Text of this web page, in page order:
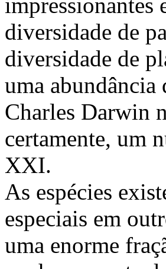
diversidade de
diversidade de
uma abundância
Charles Darwin
certamente, um
XXI.
As espécies
especiais em
uma enorme